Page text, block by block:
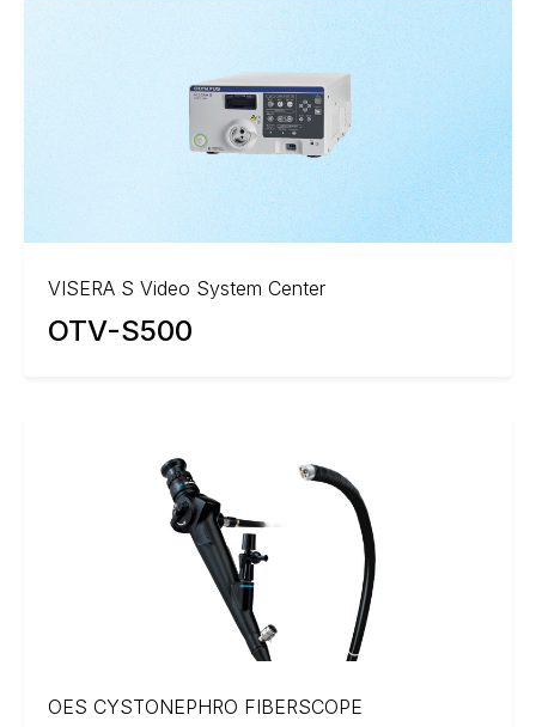
VISERA S Video System Center
OTV-S500
OES CYSTONEPHRO FIBERSCOPE